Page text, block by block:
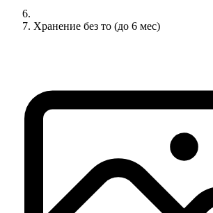
Хранение без то (до 6 мес)